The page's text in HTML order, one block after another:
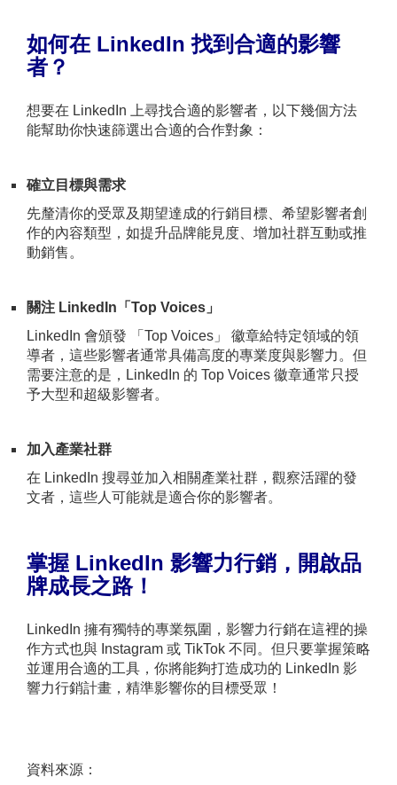
如何在 LinkedIn找到合適的影響
者？
想要在 LinkedIn 上尋找合適的影響者，以下幾個方法
能幫助你快速篩選出合適的合作對象：
確立目標與需求
先釐清你的受眾及期望達成的行銷目標、希望影響者創
作的內容類型，如提升品牌能見度、增加社群互動或推
動銷售。
關注 LinkedIn 「Top Voices 」
LinkedIn 會頒發 「Top Voices」 徽章給特定領域的領
導者，這些影響者通常具備高度的專業度與影響力。但
需要注意的是，LinkedIn 的 Top Voices 徽章通常只授
予大型和超級影響者。
加入產業社群
在 LinkedIn 搜尋並加入相關產業社群，觀察活躍的發
文者，這些人可能就是適合你的影響者。
掌握 LinkedIn 影響力行銷，開啟品
牌成長之路！
LinkedIn 擁有獨特的專業氛圍，影響力行銷在這裡的操
作方式也與 Instagram 或 TikTok 不同。但只要掌握策略
並運用合適的工具，你將能夠打造成功的 LinkedIn 影
響力行銷計畫，精準影響你的目標受眾！
資料來源：